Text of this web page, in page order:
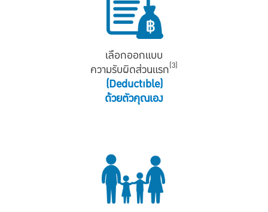
เลือกออกแบบ
ความรับผิดส่วนแรก(3)
(Deductible)
ด้วยตัวคุณเอง